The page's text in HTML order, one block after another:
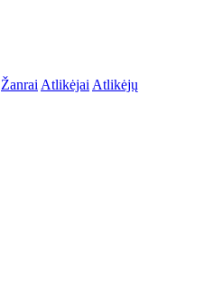
Žanrai Atlikėjai Atlikėjų